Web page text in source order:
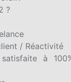
?
/ Réactivité
à